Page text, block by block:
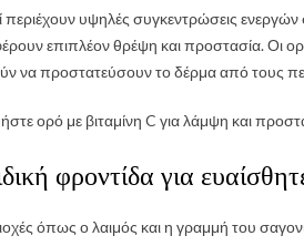
περιέχουν υψηλές συγκεντρώσεις
επιπλέον θρέψη και προστασία. Οι
να προστατεύσουν το δέρμα από τους
ορό με βιταμίνη C για λάμψη και
φροντίδα για
όπως ο λαιμός και η γραμμή του